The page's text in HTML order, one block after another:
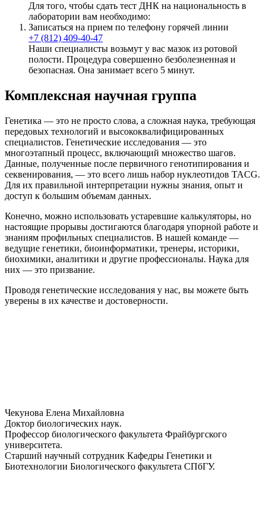
Для того, чтобы сдать тест ДНК на национальность в
лаборатории вам необходимо:
Записаться на прием по телефону горячей линии
+7 (812) 409-40-47
Наши специалисты возьмут у вас мазок из ротовой
полости. Процедура совершенно безболезненная и
безопасная. Она занимает всего 5 минут.
Комплексная научная группа
Генетика — это не просто слова, а сложная наука, требующая
передовых технологий и высококвалифицированных
специалистов. Генетические исследования — это
многоэтапный процесс, включающий множество шагов.
Данные, полученные после первичного генотипирования и
секвенирования, — это всего лишь набор нуклеотидов TACG.
Для их правильной интерпретации нужны знания, опыт и
доступ к большим объемам данных.
Конечно, можно использовать устаревшие калькуляторы, но
настоящие прорывы достигаются благодаря упорной работе и
знаниям профильных специалистов. В нашей команде —
ведущие генетики, биоинформатики, тренеры, историки,
биохимики, аналитики и другие профессионалы. Наука для
них — это призвание.
Проводя генетические исследования у нас, вы можете быть
уверены в их качестве и достоверности.
Чекунова Елена Михайловна
Доктор биологических наук.
Профессор биологического факультета Фрайбургского
университета.
Старший научный сотрудник Кафедры Генетики и
Биотехнологии Биологического факультета СПбГУ.